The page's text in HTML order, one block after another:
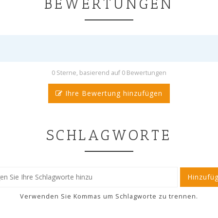
BEWERTUNGEN
0 Sterne, basierend auf 0 Bewertungen
Ihre Bewertung hinzufügen
SCHLAGWORTE
Verwenden Sie Kommas um Schlagworte zu trennen.